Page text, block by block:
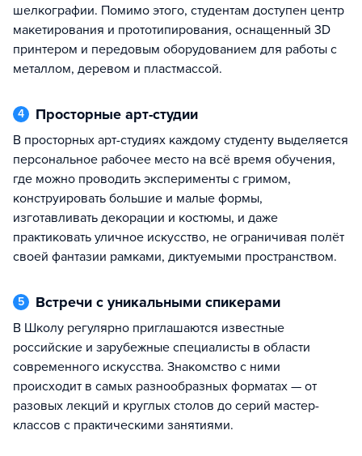
шелкографии. Помимо этого, студентам доступен центр
макетирования и прототипирования, оснащенный 3D
принтером и передовым оборудованием для работы с
металлом, деревом и пластмассой.
4 Просторные арт-студии
В просторных арт-студиях каждому студенту выделяется
персональное рабочее место на всё время обучения,
где можно проводить эксперименты с гримом,
конструировать большие и малые формы,
изготавливать декорации и костюмы, и даже
практиковать уличное искусство, не ограничивая полёт
своей фантазии рамками, диктуемыми пространством.
5 Встречи с уникальными спикерами
В Школу регулярно приглашаются известные
российские и зарубежные специалисты в области
современного искусства. Знакомство с ними
происходит в самых разнообразных форматах — от
разовых лекций и круглых столов до серий мастер-
классов с практическими занятиями.